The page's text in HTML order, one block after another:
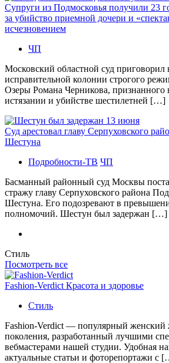
Супруги из Подмосковья получили 23
за убийство приемной дочери и
исчезновением
ЧП
Московский областной суд приговорил
исправительной колонии строгого
Озеры Романа Черникова,
истязании и убийстве шестилетней […]
Суд арестовал главу Серпуховского
Шестуна
Подробности-ТВ ЧП
Басманный районный суд Москвы
стражу главу Серпуховского района
Шестуна. Его подозревают в
полномочий. Шестун был задержан […]
Стиль
Посмотреть все
Fashion-Verdict Красота и здоровье
Стиль
Fashion-Verdict — популярный женский
поколения, разработанный лучшими
вебмастерами нашей студии. Удобная
актуальные статьи и фоторепортажи с